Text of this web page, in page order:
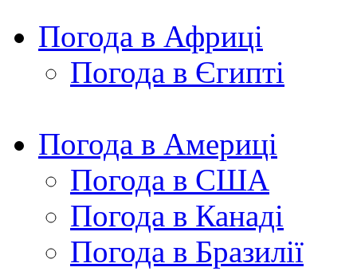
Погода в Африці
Погода в Єгипті
Погода в Америці
Погода в США
Погода в Канаді
Погода в Бразилії